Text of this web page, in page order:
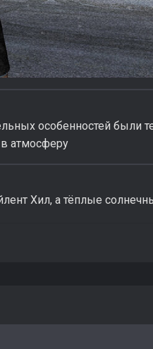
особенностей были
атмосферу
Хил, а тёплые